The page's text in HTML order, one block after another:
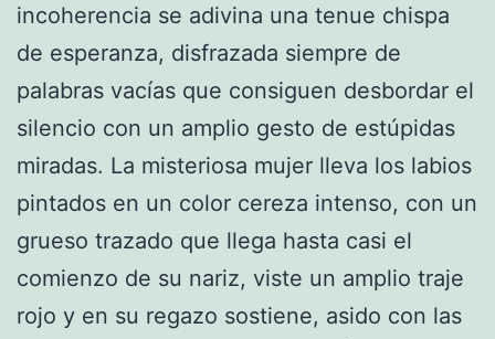
incoherencia se adivina una tenue chispa
de esperanza, disfrazada siempre de
palabras vacías que consiguen desbordar el
silencio con un amplio gesto de estúpidas
miradas. La misteriosa mujer lleva los labios
pintados en un color cereza intenso, con un
grueso trazado que llega hasta casi el
comienzo de su nariz, viste un amplio traje
rojo y en su regazo sostiene, asido con las